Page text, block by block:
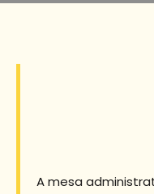
A mesa